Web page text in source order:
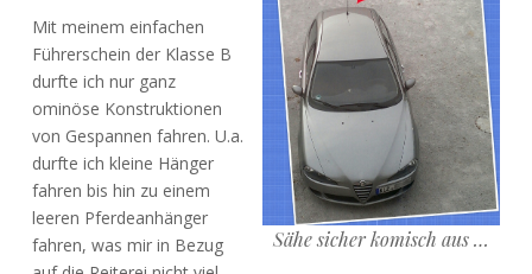
Sähe sicher komisch aus …
Mit meinem einfachen
Führerschein der Klasse B
durfte ich nur ganz
ominöse Konstruktionen
von Gespannen fahren. U.a.
durfte ich kleine Hänger
fahren bis hin zu einem
leeren Pferdeanhänger
fahren, was mir in Bezug